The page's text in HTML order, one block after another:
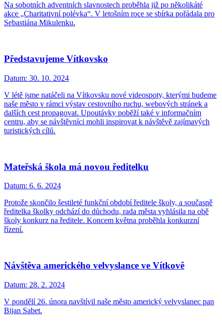
Na sobotních adventních slavnostech proběhla již po několikáté
akce „Charitativní polévka“. V letošním roce se sbírka pořádala pro
Sebastiána Mikulenku.
Představujeme Vítkovsko
Datum: 30. 10. 2024
V létě jsme natáčeli na Vítkovsku nové videospoty, kterými budeme
naše město v rámci výstav cestovního ruchu, webových stránek a
dalších cest propagovat. Upoutávky poběží také v informačním
centru, aby se návštěvníci mohli inspirovat k návštěvě zajímavých
turistických cílů.
Mateřská škola má novou ředitelku
Datum: 6. 6. 2024
Protože skončilo šestileté funkční období ředitele školy, a současně
ředitelka školky odchází do důchodu, rada města vyhlásila na obě
školy konkurz na ředitele. Koncem května proběhla konkurzní
řízení.
Návštěva amerického velvyslance ve Vítkově
Datum: 28. 2. 2024
V pondělí 26. února navštívil naše město americký velvyslanec pan
Bijan Sabet.